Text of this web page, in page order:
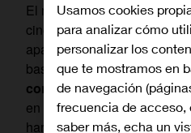
El módem fue desarrollado
cincuenta por el ejército de
aparatos conectaban los
bases aéreas, donde se
comunicar entre sí los
en Estados Unidos y
harían accesibles al gran
Usamos cookies
para analizar cómo
personalizar los
que te mostramos en
de navegación
frecuencia de acceso,
saber más, echa un